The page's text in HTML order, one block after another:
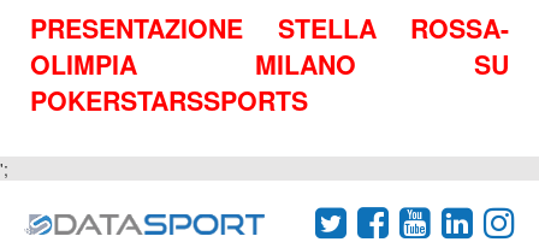
PRESENTAZIONE STELLA ROSSA-
OLIMPIA MILANO SU
POKERSTARSSPORTS
';